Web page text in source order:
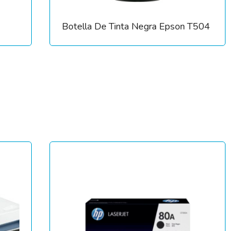
Botella De Tinta Negra Epson T504